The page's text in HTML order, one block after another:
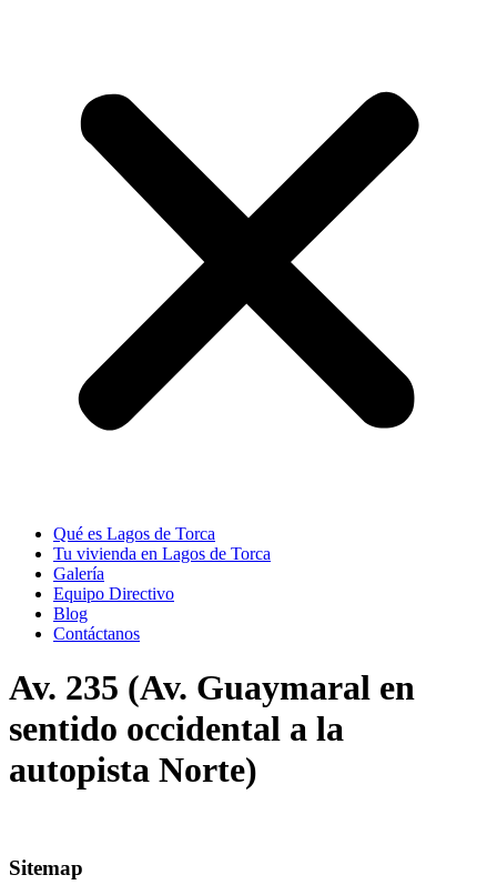
Qué es Lagos de Torca
Tu vivienda en Lagos de Torca
Galería
Equipo Directivo
Blog
Contáctanos
Av. 235 (Av. Guaymaral en
sentido occidental a la
autopista Norte)
Sitemap